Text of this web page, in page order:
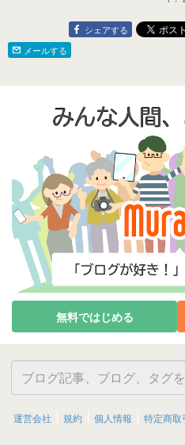
シェアする
メールする
無料ではじめる
運営会社 規約 個人情報 特定商取